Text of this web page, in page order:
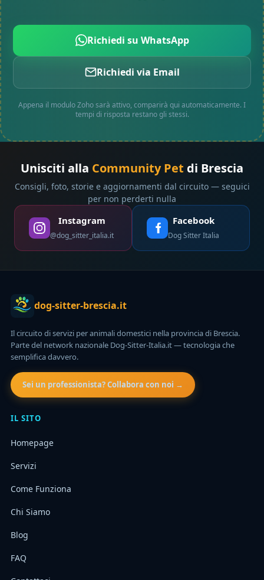
Richiedi su WhatsApp
Richiedi via Email
Appena il modulo Zoho sarà attivo, comparirà qui automaticamente. I
tempi di risposta restano gli stessi.
Unisciti alla Community Pet di Brescia
Consigli, foto, storie e aggiornamenti dal circuito — seguici
per non perderti nulla
Instagram
@dog_sitter_italia.it
Facebook
Dog Sitter Italia
dog-sitter-brescia.it
Il circuito di servizi per animali domestici nella provincia di Brescia.
Parte del network nazionale Dog-Sitter-Italia.it — tecnologia che
semplifica davvero.
Sei un professionista? Collabora con noi →
IL SITO
Homepage
Servizi
Come Funziona
Chi Siamo
Blog
FAQ